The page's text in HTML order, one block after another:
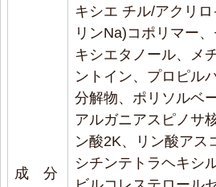
さっぱりしていて重くない。
夏におすすめ!
2024/04/15 投稿者：くま お
★★★★★
ベタつきがなく、暑くなって
特におすすめです。クリーム
すいです。
成 分
キシエ チル/アクリ
リンNa)コポリマー
キシエタノール、メ
ントイン、プロピル
分解物、ポリソルベ
アルガニアスピノサ
ン酸2K、リン酸アス
シチンテトラヘキシ